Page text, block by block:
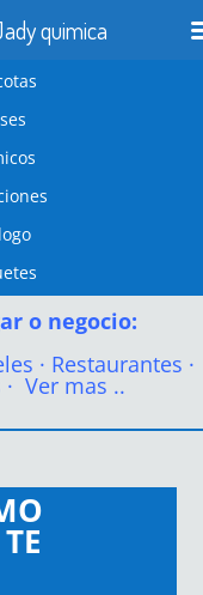
o negocio:
· Restaurantes ·
· Ver mas ..
quimica